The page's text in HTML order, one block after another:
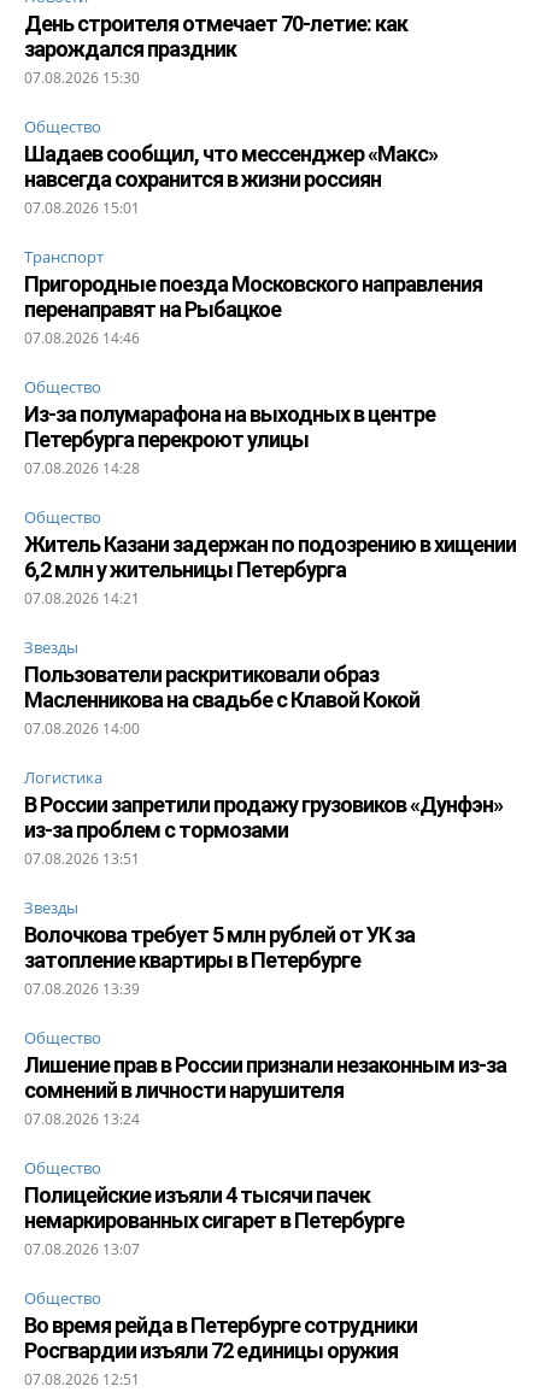
День строителя отмечает 70-летие: как
зарождался праздник
07.08.2026 15:30
Общество
Шадаев сообщил, что мессенджер «Макс»
навсегда сохранится в жизни россиян
07.08.2026 15:01
Транспорт
Пригородные поезда Московского направления
перенаправят на Рыбацкое
07.08.2026 14:46
Общество
Из-за полумарафона на выходных в центре
Петербурга перекроют улицы
07.08.2026 14:28
Общество
Житель Казани задержан по подозрению в хищении
6,2 млн у жительницы Петербурга
07.08.2026 14:21
Звезды
Пользователи раскритиковали образ
Масленникова на свадьбе с Клавой Кокой
07.08.2026 14:00
Логистика
В России запретили продажу грузовиков «Дунфэн»
из-за проблем с тормозами
07.08.2026 13:51
Звезды
Волочкова требует 5 млн рублей от УК за
затопление квартиры в Петербурге
07.08.2026 13:39
Общество
Лишение прав в России признали незаконным из-за
сомнений в личности нарушителя
07.08.2026 13:24
Общество
Полицейские изъяли 4 тысячи пачек
немаркированных сигарет в Петербурге
07.08.2026 13:07
Общество
Во время рейда в Петербурге сотрудники
Росгвардии изъяли 72 единицы оружия
07.08.2026 12:51